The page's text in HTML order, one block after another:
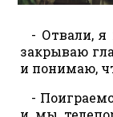
- Отвали, я
закрываю
и понимаю,
-